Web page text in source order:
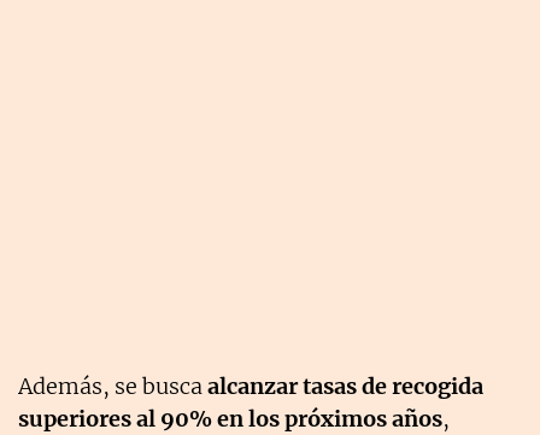
Además, se busca alcanzar tasas de recogida
superiores al 90% en los próximos años,